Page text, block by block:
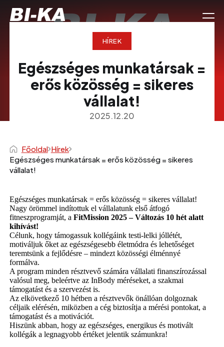
HÍREK
Egészséges munkatársak =
erős közösség = sikeres
vállalat!
2025.12.20
Főoldal Hírek
Egészséges munkatársak = erős közösség = sikeres
vállalat!
Egészséges munkatársak = erős közösség = sikeres vállalat!
Nagy örömmel indítottuk el vállalatunk első átfogó
fitneszprogramját, a FitMission 2025 – Változás 10 hét alatt
kihívást!
Célunk, hogy támogassuk kollégáink testi-lelki jóllétét,
motiváljuk őket az egészségesebb életmódra és lehetőséget
teremtsünk a fejlődésre – mindezt közösségi élménnyé
formálva.
A program minden résztvevő számára vállalati finanszírozással
valósul meg, beleértve az InBody méréseket, a szakmai
támogatást és a szervezést is.
Az elkövetkező 10 hétben a résztvevők önállóan dolgoznak
céljaik elérésén, miközben a cég biztosítja a mérési pontokat, a
támogatást és a motivációt.
Hiszünk abban, hogy az egészséges, energikus és motivált
kollégák a legnagyobb értéket jelentik számunkra!